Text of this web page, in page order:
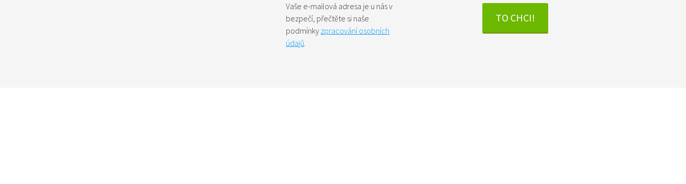
Vaše e-mailová adresa je u nás v
bezpečí, přečtěte si naše
podmínky zpracování osobních
údajů